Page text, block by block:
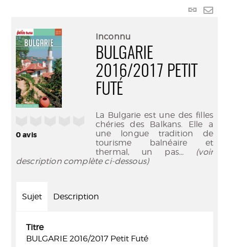
Lien
0avis
Inconnu
BULGARIE
2016/2017 PETIT
FUTÉ
La Bulgarie est une des filles
chéries des Balkans. Elle a
une longue tradition de
tourisme balnéaire et
thermal, un pas... (voir
description complète ci-dessous)
Sujet Description
Titre
BULGARIE 2016/2017 Petit Futé